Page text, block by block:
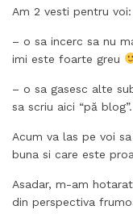
Am 2 vesti pentru voi:
– o sa incerc sa nu
imi este foarte greu
– o sa gasesc alte
sa scriu aici “pă blog”.
Acum va las pe voi
buna si care este
Asadar, m-am
din perspectiva